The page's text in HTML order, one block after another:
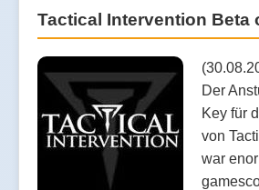
Tactical Intervention Beta
Der
Key für
von
war